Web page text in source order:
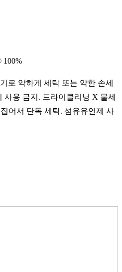
100%
로 약하게 세탁 또는 약한 손세
사용 금지. 드라이클리닝 X 물세
어서 단독 세탁. 섬유유연제 사